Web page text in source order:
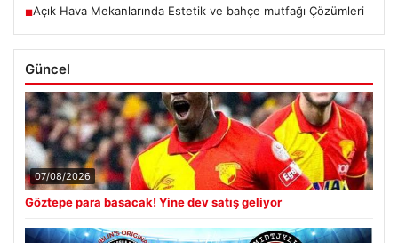
■Açık Hava Mekanlarında Estetik ve bahçe mutfağı Çözümleri
Güncel
07/08/2026
Göztepe para basacak! Yine dev satış geliyor